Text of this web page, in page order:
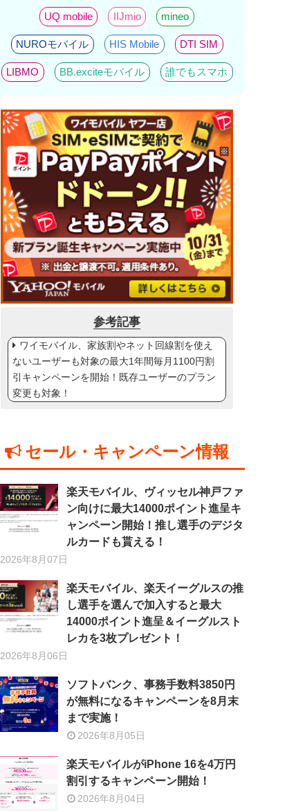
UQ mobile IIJmio mineo
NUROモバイル HIS Mobile DTI SIM
LIBMO BB.exciteモバイル 誰でもスマホ
参考記事
ワイモバイル、家族割やネット回線割を使え
ないユーザーも対象の最大1年間毎月1100円割
引キャンペーンを開始！既存ユーザーのプラン
変更も対象！
セール・キャンペーン情報
楽天モバイル、ヴィッセル神戸ファ
ン向けに最大14000ポイント進呈キ
ャンペーン開始！推し選手のデジタ
ルカードも貰える！
2026年8月07日
楽天モバイル、楽天イーグルスの推
し選手を選んで加入すると最大
14000ポイント進呈＆イーグルスト
レカを3枚プレゼント！
2026年8月06日
ソフトバンク、事務手数料3850円
が無料になるキャンペーンを8月末
まで実施！
2026年8月05日
楽天モバイルがiPhone 16を4万円
割引するキャンペーン開始！
2026年8月04日